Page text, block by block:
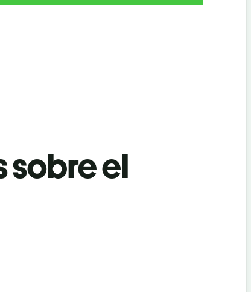
sobre el